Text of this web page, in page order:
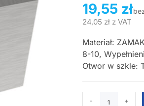
19,55 zł
24,05 złz VAT
Materiał:
8-10,
Otwor w szkle:
- +